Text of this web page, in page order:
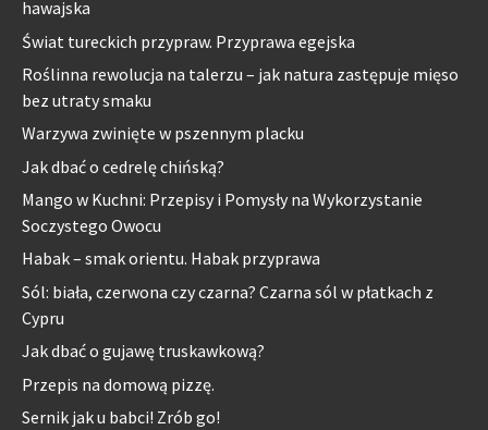
hawajska
Świat tureckich przypraw. Przyprawa egejska
Roślinna rewolucja na talerzu – jak natura zastępuje mięso
bez utraty smaku
Warzywa zwinięte w pszennym placku
Jak dbać o cedrelę chińską?
Mango w Kuchni: Przepisy i Pomysły na Wykorzystanie
Soczystego Owocu
Habak – smak orientu. Habak przyprawa
Sól: biała, czerwona czy czarna? Czarna sól w płatkach z
Cypru
Jak dbać o gujawę truskawkową?
Przepis na domową pizzę.
Sernik jak u babci! Zrób go!